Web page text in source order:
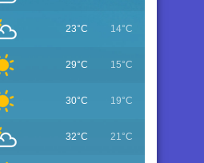
23°C 14°C
29°C 15°C
30°C 19°C
32°C 21°C